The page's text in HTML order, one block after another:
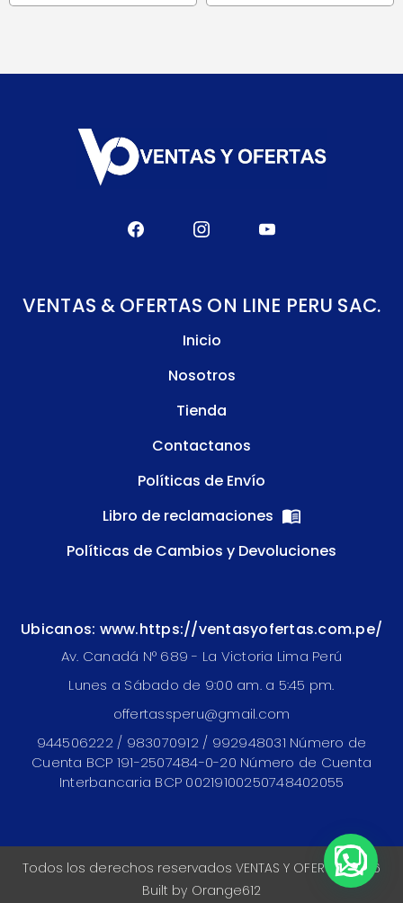
VENTAS & OFERTAS ON LINE PERU SAC.
Inicio
Nosotros
Tienda
Contactanos
Políticas de Envío
Libro de reclamaciones
Políticas de Cambios y Devoluciones
Ubicanos: www.https://ventasyofertas.com.pe/
Av. Canadá N° 689 - La Victoria Lima Perú
Lunes a Sábado de 9:00 am. a 5:45 pm.
offertassperu@gmail.com
944506222 / 983070912 / 992948031 Número de
Cuenta BCP 191-2507484-0-20 Número de Cuenta
Interbancaria BCP 00219100250748402055
Todos los derechos reservados VENTAS Y OFERTAS 2026
Built by Orange612